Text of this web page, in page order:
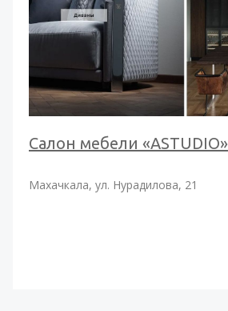
Салон мебели «ASTUDIO»
Махачкала, ул. Нурадилова, 21